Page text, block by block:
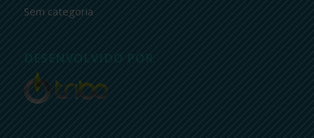
Sem categoria
DESENVOLVIDO POR